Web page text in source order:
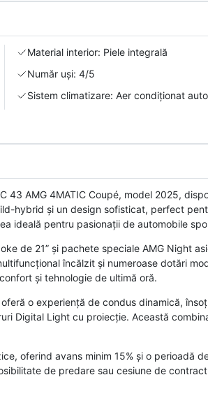
Material interior: Piele integrală
Număr uși: 4/5
Sistem climatizare: Aer condiționat
AMG 4MATIC Coupé, model 2025,
hybrid și un design sofisticat, perfect
ideală pentru pasionații de automobile
de 21” și pachete speciale AMG Night
încălzit și numeroase dotări
și tehnologie de ultimă oră.
o experiență de condus dinamică,
Digital Light cu proiecție. Această
oferind avans minim 15% și o perioadă
de predare sau cesiune de